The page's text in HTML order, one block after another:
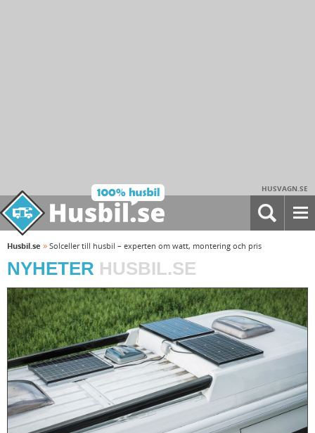
HUSVAGN.SE
Husbil.se » Solceller till husbil – experten om watt, montering och pris
NYHETER HUSBIL.SE